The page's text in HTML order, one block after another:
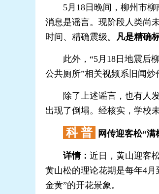
5月18日晚间，柳州市柳南
消息是谣言。现阶段人类尚
时间、精确震级。 凡是精确
此外，“5月18日地震后柳
公共厕所”相关视频系旧闻炒
除了上述谣言，也有人发
出现了倒塌。经核实，学校
科 普 网传迎客松“
详情： 近日，黄山迎客
黄山松的理论花期是每年4
金黄”的开花景象。